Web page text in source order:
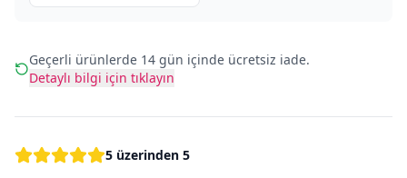
Geçerli ürünlerde 14 gün içinde ücretsiz iade.
Detaylı bilgi için tıklayın
5 üzerinden 5